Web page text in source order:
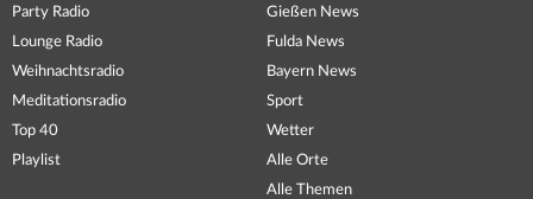
Party Radio
Lounge Radio
Weihnachtsradio
Meditationsradio
Top 40
Playlist
Gießen News
Fulda News
Bayern News
Sport
Wetter
Alle Orte
Alle Themen